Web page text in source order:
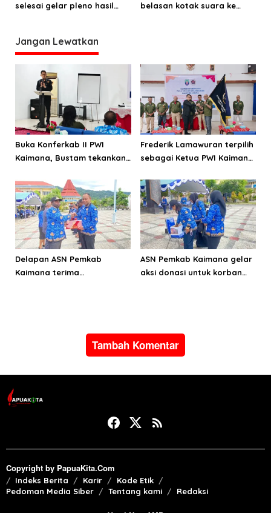
selesai gelar pleno hasil
belasan kotak suara ke
Jangan Lewatkan
Buka Konferkab II PWI
Kaimana, Bustam tekankan
dan perilaku
Frederik Lamawuran terpilih
sebagai Ketua PWI Kaimana
Delapan ASN Pemkab
Kaimana terima
ASN Pemkab Kaimana gelar
aksi donasi untuk korban
Tambah Komentar
Copyright by PapuaKita.Com
Indeks Berita Karir
Kode Etik
Pedoman Media Siber
Tentang kami Redaksi